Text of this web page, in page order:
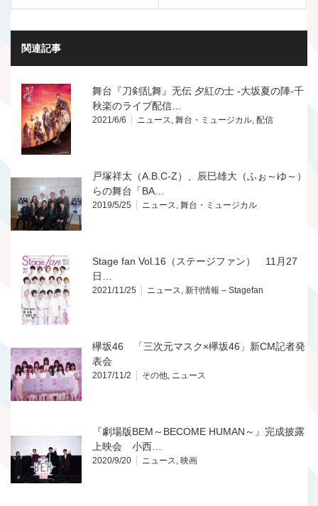
関連記事
舞台『刀剣乱舞』无伝 夕紅の士 -大坂夏の陣-千
秋楽のライブ配信…
2021/6/6 ニュース 舞台・ミュージカル 配信
戸塚祥太（A.B.C-Z）、辰巳雄大（ふぉ～ゆ～）
らの舞台「BA…
2019/5/25 ニュース 舞台・ミュージカル
Stage fan Vol.16（ステージファン） 11月27
日…
2021/11/25 ニュース 新刊情報 – Stagefan
欅坂46 「三次元マスク×欅坂46」新CM記者発
表会
2017/11/2 その他 ニュース
『劇場版BEM～BECOME HUMAN～』完成披露
上映会 小西…
2020/9/20 ニュース 映画